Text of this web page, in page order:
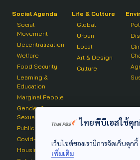
Social Agenda
Social
Movement
Decentralization
Welfare
Food Security
Learning &
Education
Marginal People
Gender &
Sexuality
Public Health
Covid-19
Housing
Life & Culture
Global
Urban
Local
Art & Design
Culture
ไทยพีบีเอสใช้คุ
เว็บไซต์ของเรามีการจัดเก็บคุ
เพิ่มเติม